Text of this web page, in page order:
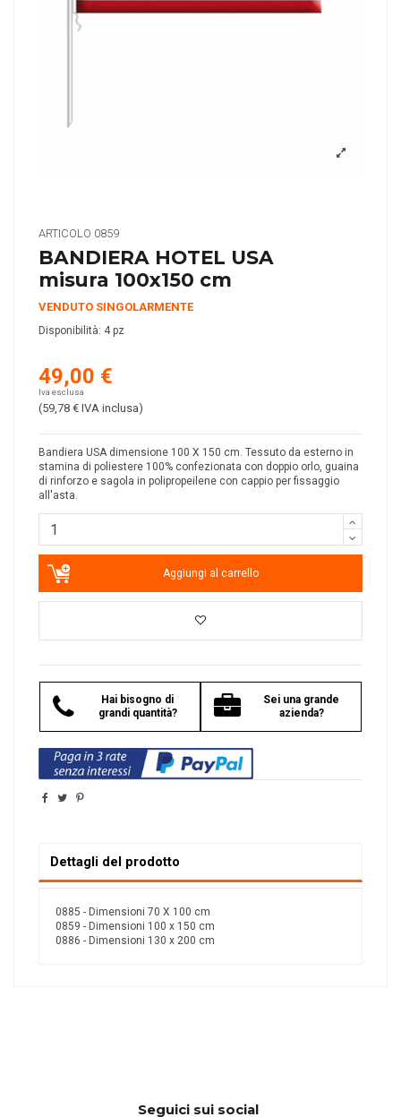
ARTICOLO 0859
BANDIERA HOTEL USA
misura 100x150 cm
VENDUTO SINGOLARMENTE
Disponibilità: 4 pz
49,00 €
Iva esclusa
(59,78 € IVA inclusa)
Bandiera USA dimensione 100 X 150 cm. Tessuto da esterno in
stamina di poliestere 100% confezionata con doppio orlo, guaina
di rinforzo e sagola in polipropeilene con cappio per fissaggio
all'asta.
Aggiungi al carrello
Hai bisogno di
grandi quantità?
Sei una grande
azienda?
Dettagli del prodotto
0885 - Dimensioni 70 X 100 cm
0859 - Dimensioni 100 x 150 cm
0886 - Dimensioni 130 x 200 cm
Seguici sui social